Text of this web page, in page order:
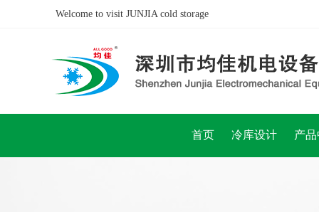
Welcome to visit JUNJIA cold storage
首页 冷库设计 产